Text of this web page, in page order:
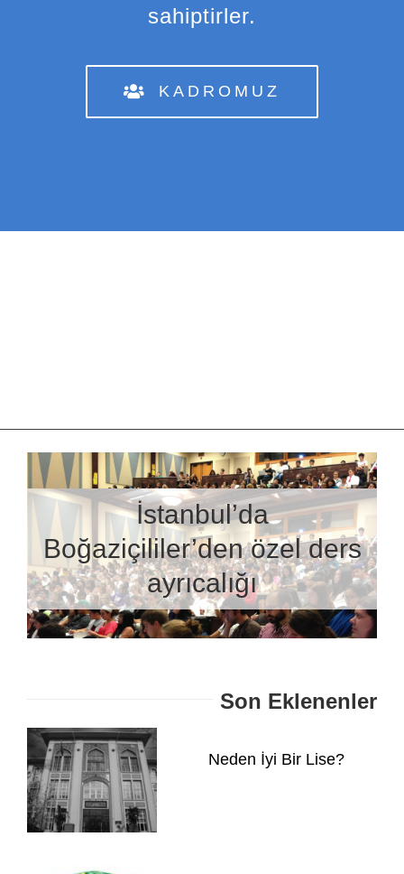
sahiptirler.
KADROMUZ
İstanbul’da
Boğaziçililer’den özel ders
ayrıcalığı
Son Eklenenler
Neden İyi Bir Lise?